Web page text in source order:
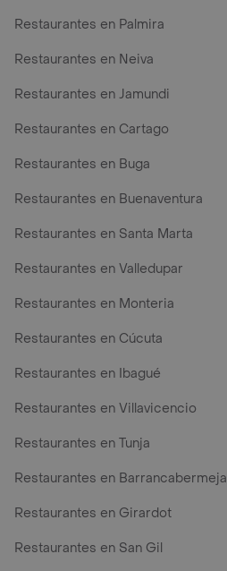
Restaurantes en Palmira
Restaurantes en Neiva
Restaurantes en Jamundi
Restaurantes en Cartago
Restaurantes en Buga
Restaurantes en Buenaventura
Restaurantes en Santa Marta
Restaurantes en Valledupar
Restaurantes en Monteria
Restaurantes en Cúcuta
Restaurantes en Ibagué
Restaurantes en Villavicencio
Restaurantes en Tunja
Restaurantes en Barrancabermeja
Restaurantes en Girardot
Restaurantes en San Gil